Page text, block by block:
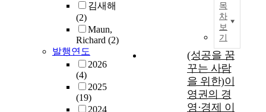
김새해
(2)
Maun,
Richard (2)
발행연도
2026
(4)
2025
(19)
2024
목
차
보
기
(성공을 꿈
꾸는 사람
을 위한)이
영권의 경
영·경제 이